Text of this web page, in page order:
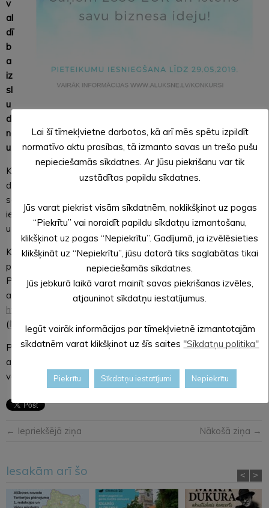
v
al
dī
b
a
iz
sl
u
di
na “Jauniešu biznesa ideju konkursu” komercdarbības
uzsākšanai Alūksnes novadā.
Konkursa mērķis ir veicināt jaunu komersantu (saimnieciskās
darbības veicēju) veidošanos novadā, motivējot jauniešus
sava biznesa uzsākšanai. Piedaloties konkursā, jauniešiem ir
iespēja iegūt finansējumu granta veidā līdz 2850 EUR savas
uzņēmējdarbības uzsākšanai.
Konkursa pieteikumus pieņem no29.04.-29.05.iesniedzot
personīgi pašvaldības Kancelejā, Brūža ielā 7, Alūksnē.
Plašāka informāciju par konkursu, nolikums un pieteikuma
anketa atrodama
http://aluksne.lv/index.php/pasvaldiba/konkursi/
(NOLIKUMS | PIETEIKUMA ANKETA
Papildu jautājumu gadījumā sazināties ar uzņēmējdarbības
atbalsta speciālisti Māru SALDĀBOLU zvanot uz 25425222
vai rakstot uzmara.saldabola@aluksne.lv
← Iepriekšējā ziņa Nākošā ziņa →
Iesakām arī šo < >
Lai šī tīmekļvietne darbotos, kā arī mēs spētu izpildīt
normatīvo aktu prasības, tā izmanto savas un trešo pušu
nepieciešamās sīkdatnes. Ar Jūsu piekrišanu var tik
uzstādītas papildu sīkdatnes.
Jūs varat piekrist visām sīkdatnēm, noklikšķinot uz pogas
“Piekrītu” vai noraidīt papildu sīkdatņu izmantošanu,
klikšķinot uz pogas “Nepiekrītu”. Gadījumā, ja izvēlēsieties
klikšķināt uz “Nepiekrītu”, jūsu datorā tiks saglabātas tikai
nepieciešamās sīkdatnes.
Jūs jebkurā laikā varat mainīt savas piekrišanas izvēles,
atjauninot sīkdatņu iestatījumus.
Iegūt vairāk informācijas par tīmekļvietnē izmantotajām
sīkdatnēm varat klikšķinot uz šīs saites "Sīkdatņu politika"
Piekrītu Sīkdatņu iestatījumi Nepiekrītu